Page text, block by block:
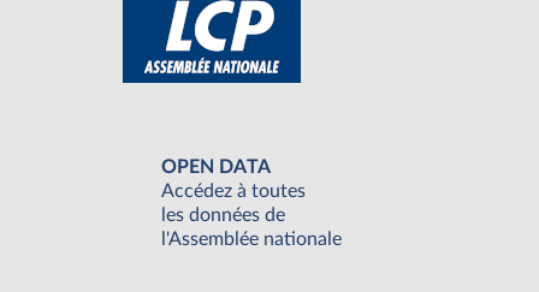
OPEN DATA
Accédez à toutes
les données de
l'Assemblée nationale